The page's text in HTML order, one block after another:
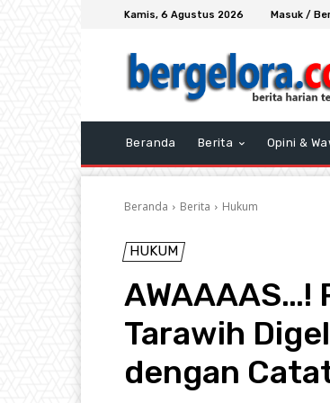
Kamis, 6 Agustus 2026 Masuk /
Beranda Berita Opini &
Beranda Berita Hukum
HUKUM
AWAAAAS…!
Tarawih
dengan